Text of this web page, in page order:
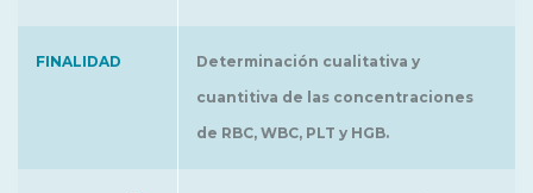
FINALIDAD
Determinación cualitativa y
cuantitiva de las concentraciones
de RBC, WBC, PLT y HGB.